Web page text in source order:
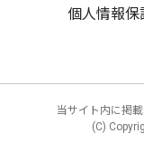
個人情報保
当サイト内に掲
(C)